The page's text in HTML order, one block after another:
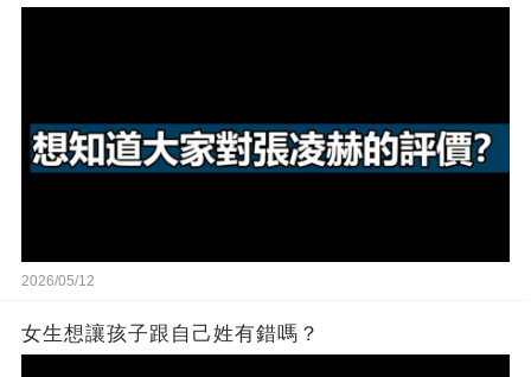
2026/05/12
女生想讓孩子跟自己姓有錯嗎？